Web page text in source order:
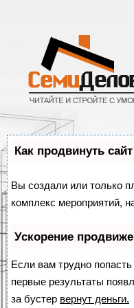
Как продвинуть
Вы создали или только
комплекс мероприятий,
Ускорение
Если вам трудно
первые результаты
за бустер вернут деньги.